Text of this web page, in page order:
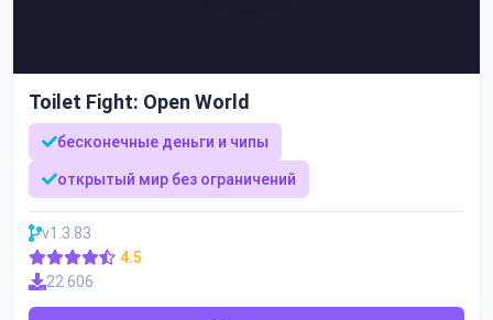
Toilet Fight: Open World
бесконечные деньги и чипы
открытый мир без ограничений
v1.3.83
4.5
22 606